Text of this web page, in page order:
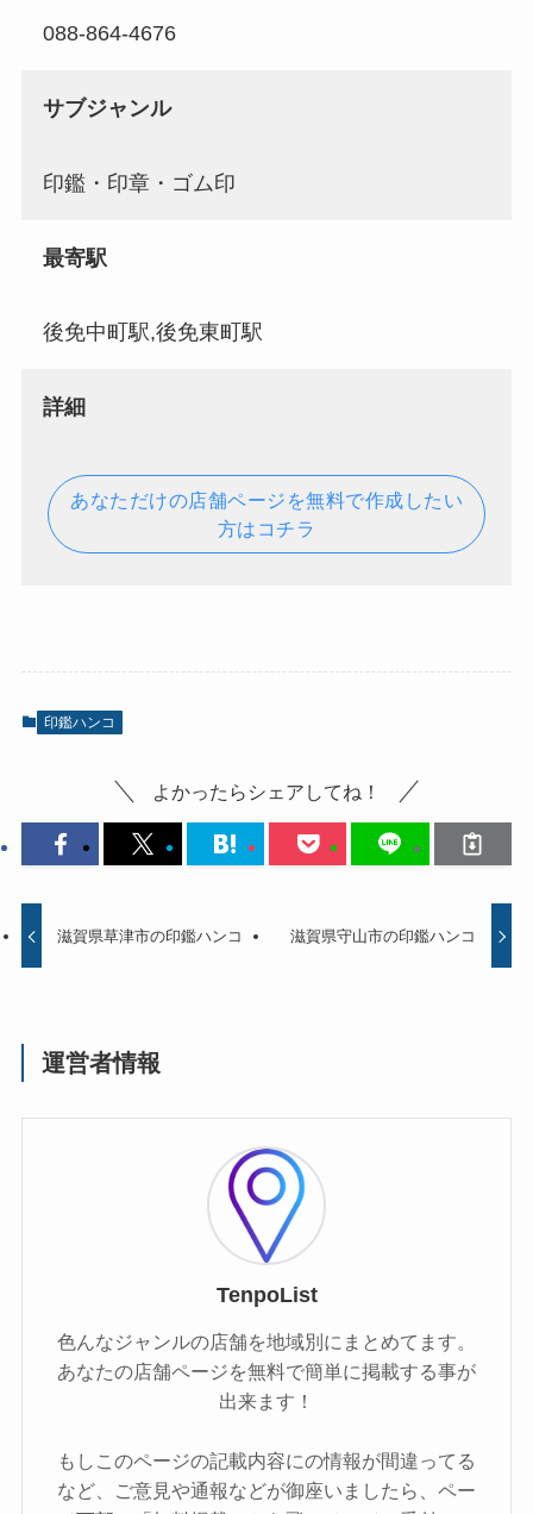
088-864-4676
サブジャンル
印鑑・印章・ゴム印
最寄駅
後免中町駅,後免東町駅
詳細
あなただけの店舗ページを無料で作成したい
方はコチラ
印鑑ハンコ
よかったらシェアしてね！
滋賀県草津市の印鑑ハンコ 滋賀県守山市の印鑑ハンコ
運営者情報
TenpoList
色んなジャンルの店舗を地域別にまとめてます。
あなたの店舗ページを無料で簡単に掲載する事が
出来ます！
もしこのページの記載内容にの情報が間違ってる
など、ご意見や通報などが御座いましたら、ペー